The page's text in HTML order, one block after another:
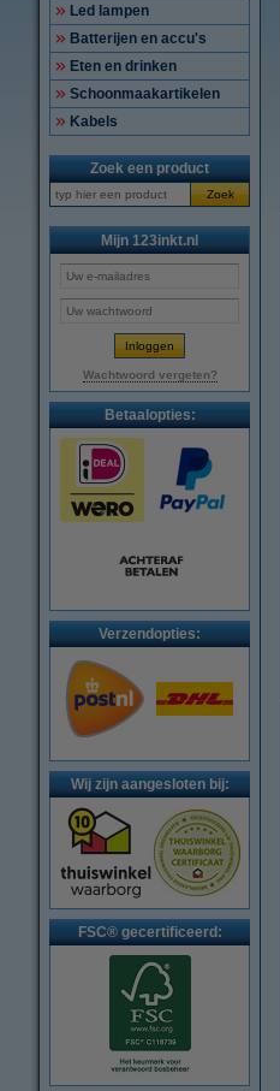
Led lampen
Batterijen en accu's
Eten en drinken
Schoonmaakartikelen
Kabels
Zoek een product
Zoek
Mijn 123inkt.nl
Wachtwoord vergeten?
Betaalopties:
Verzendopties:
Wij zijn aangesloten bij:
FSC® gecertificeerd: